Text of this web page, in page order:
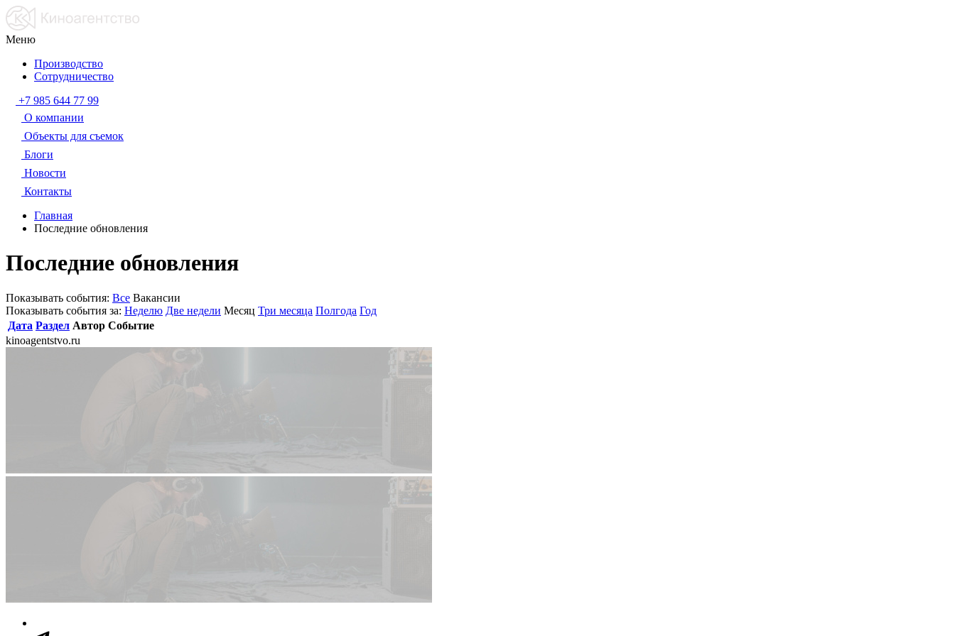
Меню
Производство
Сотрудничество
+7 985 644 77 99
О компании
Объекты для съемок
Блоги
Новости
Контакты
Главная
Последние обновления
Последние обновления
Показывать события: Все Вакансии
Показывать события за: Неделю Две недели Месяц Три месяца Полгода Год
Дата Раздел Автор Событие
kinoagentstvo.ru